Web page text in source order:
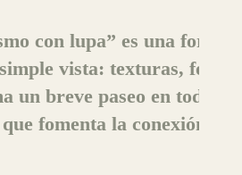
con lupa” es una
vista: texturas,
un breve paseo en todo
fomenta la conexión